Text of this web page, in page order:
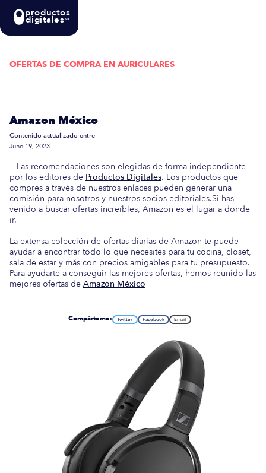
productos
digitalesMX
OFERTAS DE COMPRA EN AURICULARES
Amazon México
Contenido actualizado entre
June 19, 2023
— Las recomendaciones son elegidas de forma independiente
por los editores de Productos Digitales. Los productos que
compres a través de nuestros enlaces pueden generar una
comisión para nosotros y nuestros socios editoriales.Si has
venido a buscar ofertas increíbles, Amazon es el lugar a donde
ir.
La extensa colección de ofertas diarias de Amazon te puede
ayudar a encontrar todo lo que necesites para tu cocina, closet,
sala de estar y más con precios amigables para tu presupuesto.
Para ayudarte a conseguir las mejores ofertas, hemos reunido las
mejores ofertas de Amazon México
Compárteme: Twitter Facebook Email